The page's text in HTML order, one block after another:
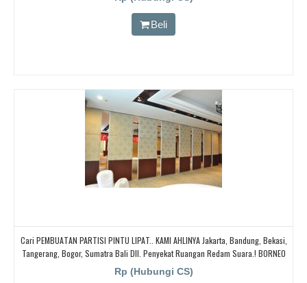
Beli
Cari PEMBUATAN PARTISI PINTU LIPAT.. KAMI AHLINYA Jakarta, Bandung, Bekasi,
Tangerang, Bogor, Sumatra Bali Dll. Penyekat Ruangan Redam Suara.! BORNEO
PARTISI PINTU LIPAT, Cari Partisi Geser/PABRIK BORNEO PARTISI PINTU LIPAT,
Rp (Hubungi CS)